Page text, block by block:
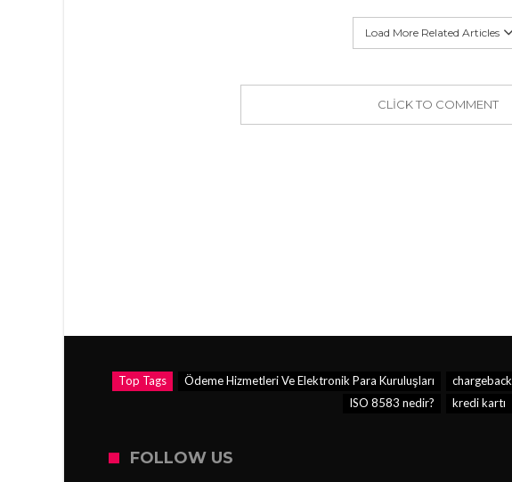
Load More Related Articles
CLICK TO COMMENT
Top Tags Ödeme Hizmetleri Ve Elektronik Para Kuruluşları chargeback
ISO 8583 nedir?
kredi kartı
FOLLOW US